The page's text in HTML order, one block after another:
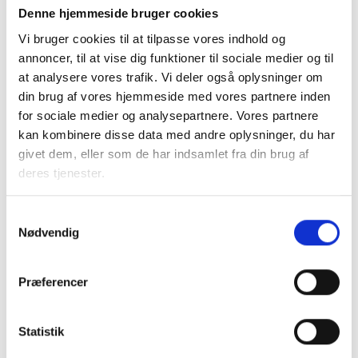
Denne hjemmeside bruger cookies
Vi bruger cookies til at tilpasse vores indhold og
annoncer, til at vise dig funktioner til sociale medier og til
at analysere vores trafik. Vi deler også oplysninger om
din brug af vores hjemmeside med vores partnere inden
for sociale medier og analysepartnere. Vores partnere
kan kombinere disse data med andre oplysninger, du har
givet dem, eller som de har indsamlet fra din brug af
deres tjenester.
Nødvendig
Præferencer
Statistik
omkring ejendomsservicetekniker-uddannelsen og har
sideløbende haft en dialog med boligorganisationerne
omkring denne. Dette har navnlig de sidste par år resulteret
i en øget tilgang på uddannelsen blandt unge mennesker
og tilmed en betydelig stigning i antallet af
uddannelsesaftaler med tilhørende praktikaftaler.
Man kan selvfølgelig ikke udelukke, at den forholdsvis store
præmie på 70.000 kr., som nu ophører fra 2013, har spillet
positivt ind på rekrutteringen af elever i
boligorganisationerne, men det er BL´s håb, at de mange
boligorganisationer også fremover vil fastholde den gode
udvikling uagtet at den økonomiske gevinst ved at tage
BL vil også i år fortsætte dialogen med
ejendomsserviceteknikeruddannelsen på møder rundt